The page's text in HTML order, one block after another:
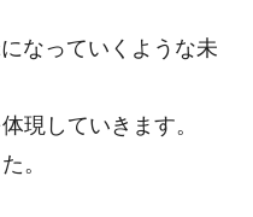
なっていくような未
現していきます。
。